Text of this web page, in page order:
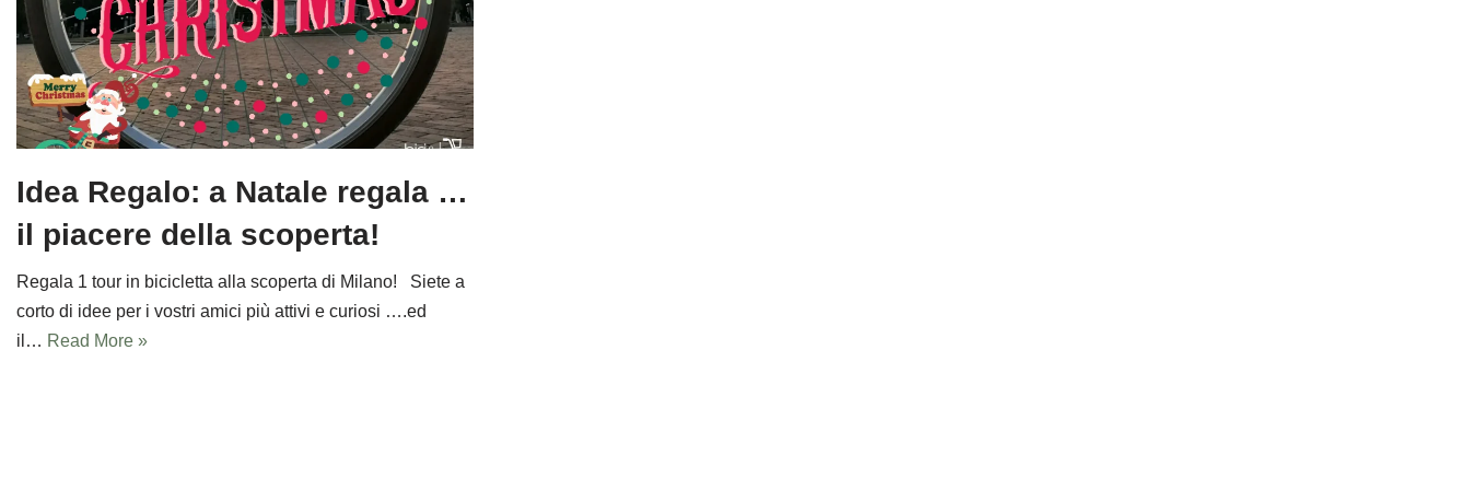
Idea Regalo: a Natale regala …
il piacere della scoperta!
Regala 1 tour in bicicletta alla scoperta di Milano! Siete a
corto di idee per i vostri amici più attivi e curiosi ….ed
il… Read More »